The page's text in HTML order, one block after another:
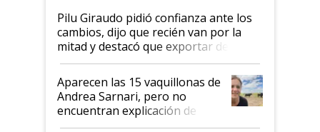
Pilu Giraudo pidió confianza ante los
cambios, dijo que recién van por la
mitad y destacó que exportar dejó de
ser "para unos pocos": "Tenemos un
mandato muy claro del gobierno
nacional"
Aparecen las 15 vaquillonas de
Andrea Sarnari, pero no
encuentran explicación de
cómo llegaron allí